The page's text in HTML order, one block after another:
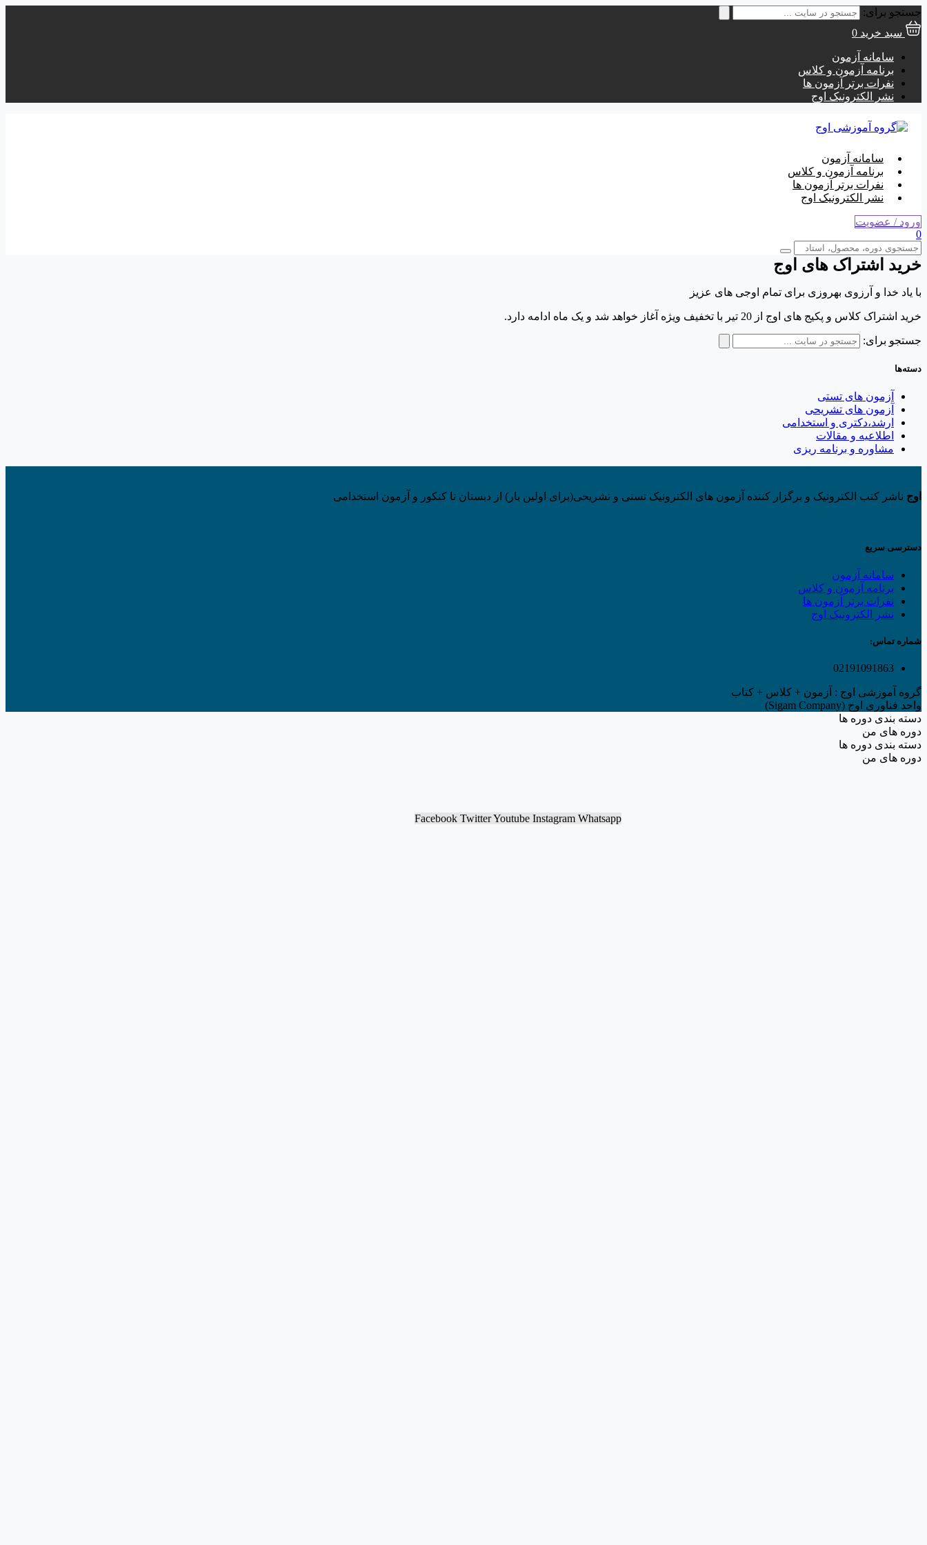
جستجو برای:
سبد خرید 0
سامانه آزمون
برنامه آزمون و کلاس
نفرات برتر آزمون ها
نشر الکترونیک اوج
سامانه آزمون
برنامه آزمون و کلاس
نفرات برتر آزمون ها
نشر الکترونیک اوج
ورود / عضویت
0
خرید اشتراک های اوج
با یاد خدا و آرزوی بهروزی برای تمام اوجی های عزیز
خرید اشتراک کلاس و پکیج های اوج از 20 تیر با تخفیف ویژه آغاز خواهد شد و یک ماه ادامه دارد.
جستجو برای:
دسته‌ها
آزمون های تستی
آزمون های تشریحی
ارشد،دکتری و استخدامی
اطلاعیه و مقالات
مشاوره و برنامه ریزی
اوج ناشر کتب الکترونیک و برگزار کننده آزمون های الکترونیک تستی و تشریحی(برای اولین بار) از دبستان تا کنکور و آزمون استخدامی
دسترسی سریع
سامانه آزمون
برنامه آزمون و کلاس
نفرات برتر آزمون ها
نشر الکترونیک اوج
شماره تماس:
02191091863
گروه آموزشی اوج : آزمون + کلاس + کتاب
واحد فناوری اوج (Sigam Company)
دسته بندی دوره ها
دوره های من
دسته بندی دوره ها
دوره های من
Facebook TwitterYoutube Instagram Whatsapp